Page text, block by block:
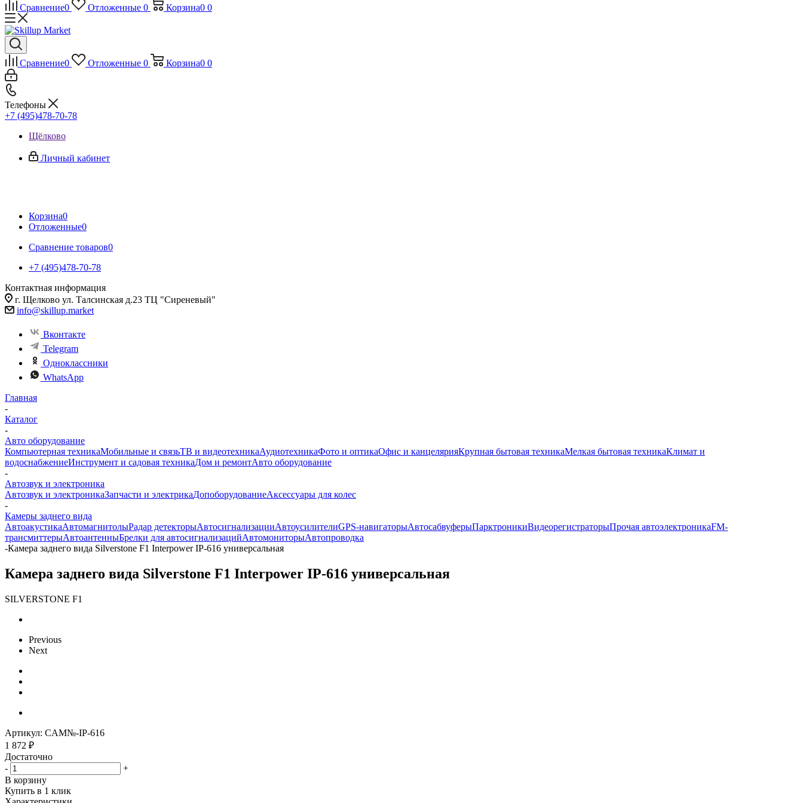
Сравнение0 Отложенные 0 Корзина0 0
Сравнение0 Отложенные 0 Корзина0 0
Телефоны
+7 (495)478-70-78
Щёлково
Личный кабинет
Корзина0
Отложенные0
Сравнение товаров0
+7 (495)478-70-78
Контактная информация
г. Щелково ул. Талсинская д.23 ТЦ "Сиреневый"
info@skillup.market
Вконтакте
Telegram
Одноклассники
WhatsApp
Главная
-
Каталог
-
Авто оборудование
Компьютерная техникаМобильные и связьТВ и видеотехникаАудиотехникаФото и оптикаОфис и канцелярияКрупная бытовая техникаМелкая бытовая техникаКлимат и
водоснабжениеИнструмент и садовая техникаДом и ремонтАвто оборудование
-
Автозвук и электроника
Автозвук и электроникаЗапчасти и электрикаДопоборудованиеАксессуары для колес
-
Камеры заднего вида
АвтоакустикаАвтомагнитолыРадар детекторыАвтосигнализацииАвтоусилителиGPS-навигаторыАвтосабвуферыПарктроникиВидеорегистраторыПрочая автоэлектроникаFM-
трансмиттерыАвтоантенныБрелки для автосигнализацийАвтомониторыАвтопроводка
-Камера заднего вида Silverstone F1 Interpower IP-616 универсальная
Камера заднего вида Silverstone F1 Interpower IP-616 универсальная
SILVERSTONE F1
Previous
Next
Артикул: CAM№-IP-616
1 872 ₽
Достаточно
-
+
В корзину
Купить в 1 клик